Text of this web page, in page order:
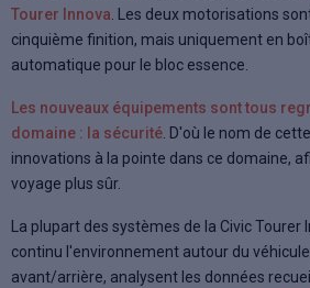
Tourer Innova . Les deux motorisations
cinquième finition, mais uniquement en
automatique pour le bloc essence.
Les nouveaux équipements sont tous
domaine : la sécurité . D'où le nom de
innovations à la pointe dans ce domaine,
voyage plus sûr.
La plupart des systèmes de la Civic Tourer
continu l'environnement autour du
avant/arrière, analysent les données